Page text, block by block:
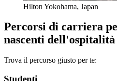
Hilton Yokohama, Japan
Percorsi di carriera
nascenti dell'ospitalità
Trova il percorso giusto per te:
Studenti